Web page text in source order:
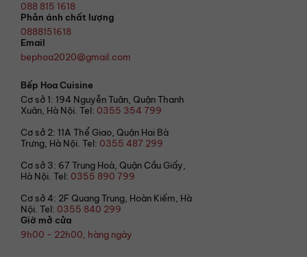
088 815 1618
Phản ánh chất lượng
0888151618
Email
bephoa2020@gmail.com
Bếp Hoa Cuisine
Cơ sở 1: 194 Nguyễn Tuân, Quận Thanh
Xuân, Hà Nội. Tel: 0355 354 799
Cơ sở 2: 11A Thể Giao, Quận Hai Bà
Trưng, Hà Nội. Tel: 0355 487 299
Cơ sở 3: 67 Trung Hoà, Quận Cầu Giấy,
Hà Nội. Tel: 0355 890 799
Cơ sở 4: 2F Quang Trung, Hoàn Kiếm, Hà
Nội. Tel: 0355 840 299
Giờ mở cửa
9h00 - 22h00, hàng ngày